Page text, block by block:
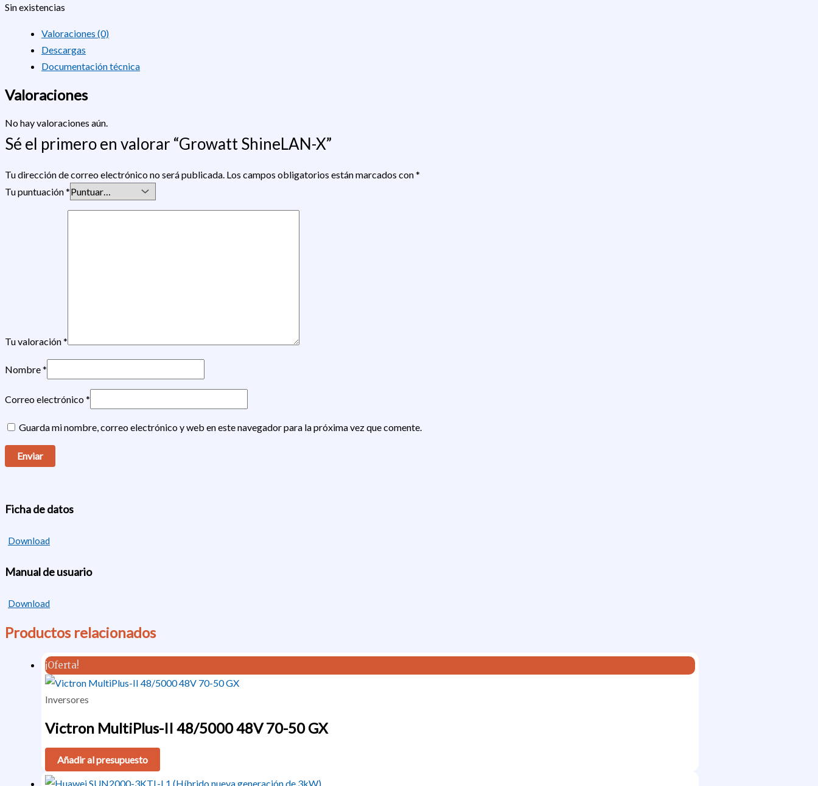
Sin existencias
Valoraciones (0)
Descargas
Documentación técnica
Valoraciones
No hay valoraciones aún.
Sé el primero en valorar “Growatt ShineLAN-X”
Tu dirección de correo electrónico no será publicada. Los campos obligatorios están marcados con*
Tu puntuación*
Tu valoración*
Nombre*
Correo electrónico*
Guarda mi nombre, correo electrónico y web en este navegador para la próxima vez que comente.
Ficha de datos
Download
Manual de usuario
Download
Productos relacionados
¡Oferta!
Inversores
Victron MultiPlus-II 48/5000 48V 70-50 GX
Añadir al presupuesto